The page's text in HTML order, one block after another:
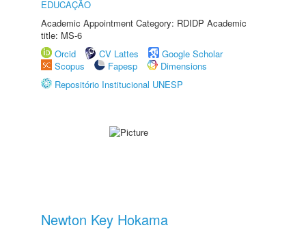
EDUCAÇÃO
Academic Appointment Category: RDIDP Academic
title: MS-6
Orcid
CV Lattes
Google Scholar
Scopus
Fapesp
Dimensions
Repositório Institucional UNESP
Newton Key Hokama